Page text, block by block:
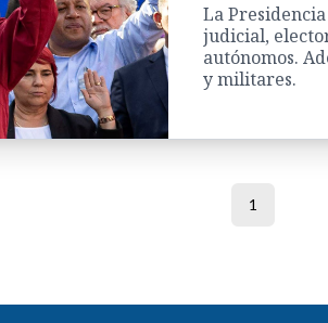
La
judicial,
autónomos.
y militares.
1